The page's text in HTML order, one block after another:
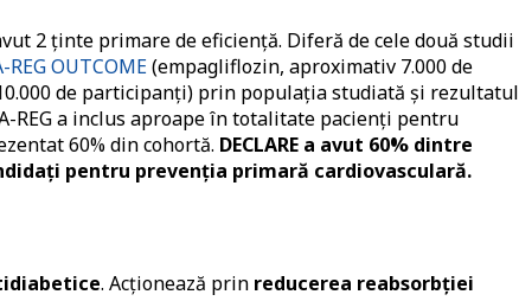
2 ținte primare de eficiență. Diferă de cele două studii
REG OUTCOME (empagliflozin, aproximativ 7.000 de
de participanți) prin populația studiată și rezultatul
REG a inclus aproape în totalitate pacienți pentru
60% din cohortă. DECLARE a avut 60% dintre
pentru prevenția primară cardiovasculară.
. Acționează prin reducerea reabsorbției